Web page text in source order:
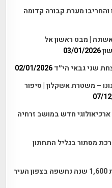
מערת קבורה קדומה
| מבט ראשון אל
03/01/2026
שני גבאי הי״ד 02/01/2026
– משטרת אשקלון | סיפור
07/
חדש במושב זרחיה
מסתור בגליל התחתון
שרידי אחוזה שומרונית מפוארת בת 1,600 שנה נחשפה בצפון העיר